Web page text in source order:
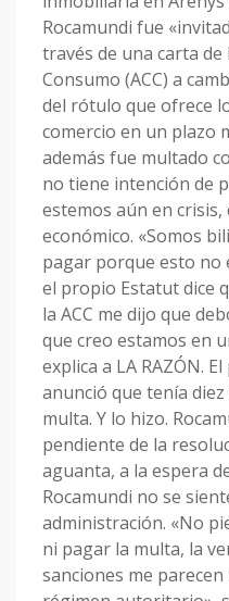
Rocamundi fue
través de una carta de
Consumo (ACC) a
del rótulo que ofrece
comercio en un plazo
además fue multado
no tiene intención de
estemos aún en
económico. «Somos
pagar porque esto no
el propio Estatut dice
la ACC me dijo que
que creo estamos en
explica a LA RAZÓN.
anunció que tenía
multa. Y lo hizo.
pendiente de la
aguanta, a la espera
Rocamundi no se
administración. «No
ni pagar la multa, la
sanciones me